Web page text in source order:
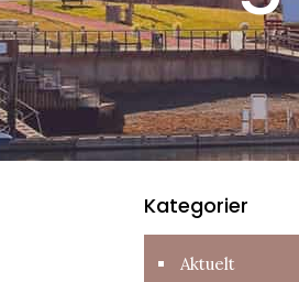
Kategorier
Aktuelt